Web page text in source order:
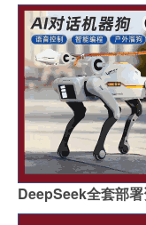
DeepSeek全套部